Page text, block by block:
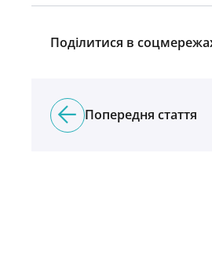
Поділитися в
Попередня стаття